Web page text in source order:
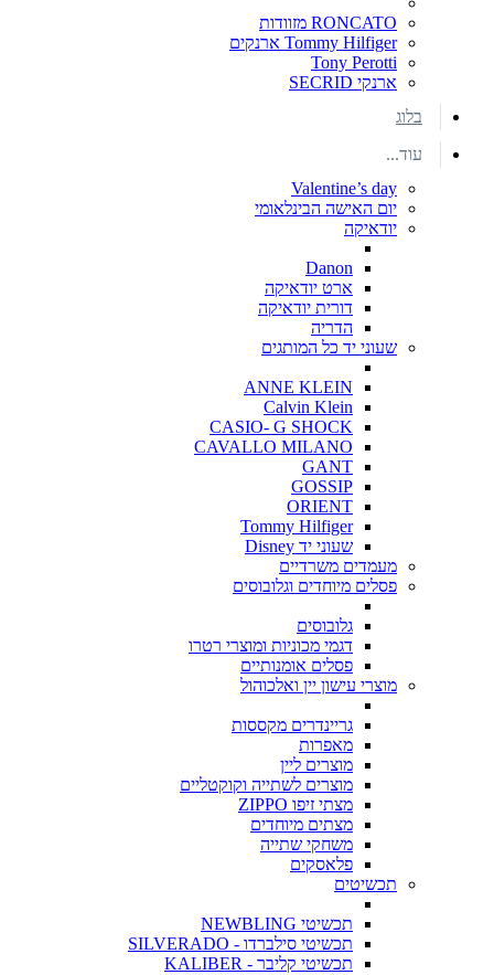
RONCATO מזוודות
Tommy Hilfiger ארנקים
Tony Perotti
ארנקי SECRID
בלוג
עוד...
Valentine’s day
יום האישה הבינלאומי
יודאיקה
Danon
ארט יודאיקה
דורית יודאיקה
הדריה
שעוני יד כל המותגים
ANNE KLEIN
Calvin Klein
CASIO- G SHOCK
CAVALLO MILANO
GANT
GOSSIP
ORIENT
Tommy Hilfiger
שעוני יד Disney
מעמדים משרדיים
פסלים מיוחדים וגלובוסים
גלובוסים
דגמי מכוניות ומוצרי רטרו
פסלים אומנותיים
מוצרי עישון יין ואלכוהול
גריינדרים מקססות
מאפרות
מוצרים ליין
מוצרים לשתייה וקוקטליים
מצתי זיפו ZIPPO
מצתים מיוחדים
משחקי שתייה
פלאסקים
תכשיטים
תכשיטי NEWBLING
תכשיטי סילברדו - SILVERADO
תכשיטי קליבר - KALIBER